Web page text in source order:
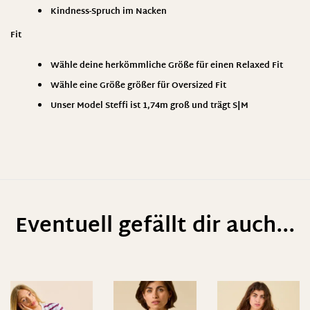
Kindness-Spruch im Nacken
Fit
Wähle deine herkömmliche Größe für einen Relaxed Fit
Wähle eine Größe größer für Oversized Fit
Unser Model Steffi ist 1,74m groß und trägt S|M
Eventuell gefällt dir auch...